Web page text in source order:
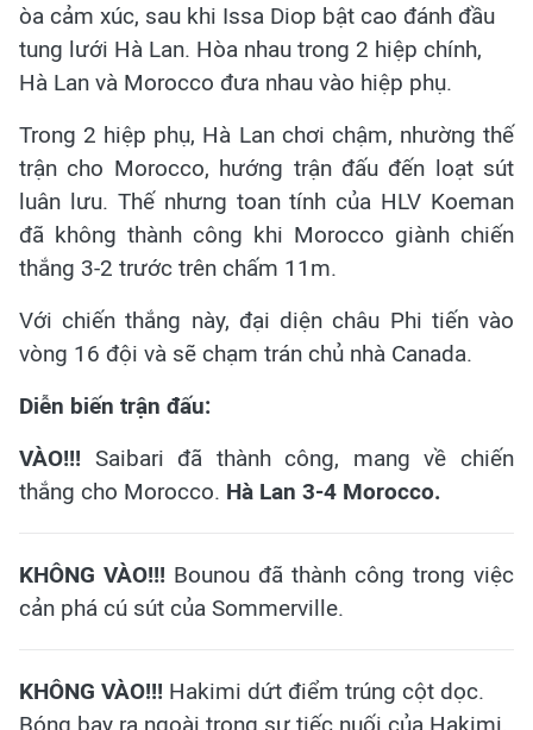
òa cảm xúc, sau khi Issa Diop bật cao đánh đầu
tung lưới Hà Lan. Hòa nhau trong 2 hiệp chính,
Hà Lan và Morocco đưa nhau vào hiệp phụ.
Trong 2 hiệp phụ, Hà Lan chơi chậm, nhường thế
trận cho Morocco, hướng trận đấu đến loạt sút
luân lưu. Thế nhưng toan tính của HLV Koeman
đã không thành công khi Morocco giành chiến
thắng 3-2 trước trên chấm 11m.
Với chiến thắng này, đại diện châu Phi tiến vào
vòng 16 đội và sẽ chạm trán chủ nhà Canada.
Diễn biến trận đấu:
VÀO!!! Saibari đã thành công, mang về chiến
thắng cho Morocco. Hà Lan 3-4 Morocco.
KHÔNG VÀO!!! Bounou đã thành công trong việc
cản phá cú sút của Sommerville.
KHÔNG VÀO!!! Hakimi dứt điểm trúng cột dọc.
Bóng bay ra ngoài trong sự tiếc nuối của Hakimi.